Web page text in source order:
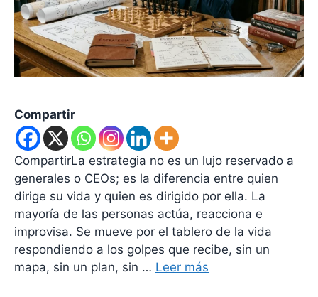
Compartir
CompartirLa estrategia no es un lujo reservado a
generales o CEOs; es la diferencia entre quien
dirige su vida y quien es dirigido por ella. La
mayoría de las personas actúa, reacciona e
improvisa. Se mueve por el tablero de la vida
respondiendo a los golpes que recibe, sin un
mapa, sin un plan, sin … Leer más